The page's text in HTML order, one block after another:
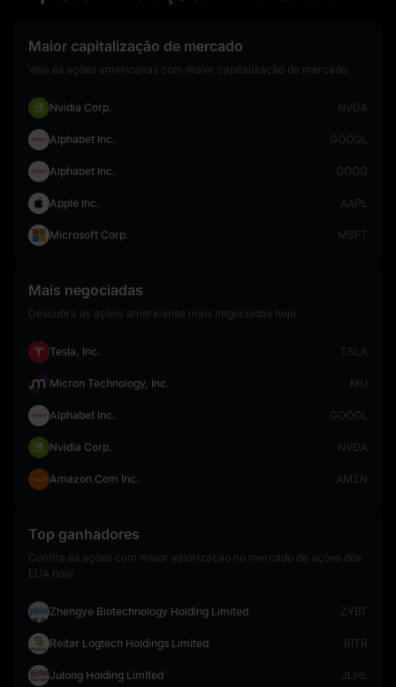
Maior capitalização de mercado
Veja as ações americanas com maior capitalização de mercado
Nvidia Corp. NVDA
Alphabet Inc. GOOGL
Alphabet Inc. GOOG
Apple Inc. AAPL
Microsoft Corp. MSFT
Mais negociadas
Descubra as ações americanas mais negociadas hoje
Tesla, Inc. TSLA
Micron Technology, Inc. MU
Alphabet Inc. GOOGL
Nvidia Corp. NVDA
Amazon.Com Inc. AMZN
Top ganhadores
Confira as ações com maior valorização no mercado de ações dos
EUA hoje.
Zhengye Biotechnology Holding Limited ZYBT
Reitar Logtech Holdings Limited RITR
Julong Holding Limited JLHL